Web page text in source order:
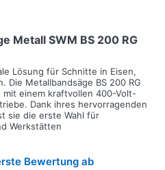
Metall SWM BS 200 RG
Lösung für Schnitte in Eisen,
Metallbandsäge BS 200 RG
einem kraftvollen 400-Volt-
Dank ihres hervorragenden
sie die erste Wahl für
Werkstätten
Bewertung ab